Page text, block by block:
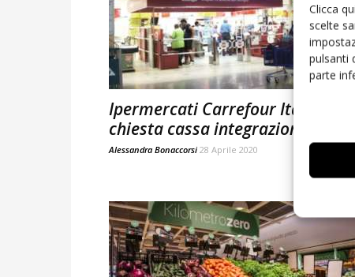
Clicca
scelte
pulsanti
parte
Ipermercati Carrefour Italia:
chiesta cassa integrazione
Alessandra Bonaccorsi 28 Aprile 2020